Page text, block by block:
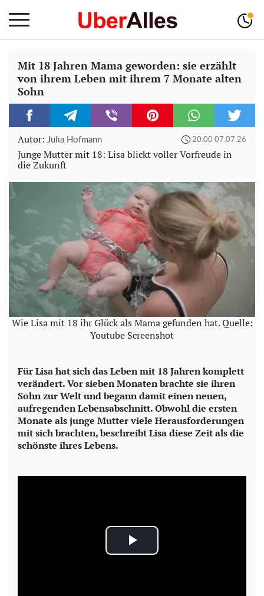
Mit 18 Jahren Mama geworden: sie erzählt
von ihrem Leben mit ihrem 7 Monate alten
Sohn
Autor: Julia Hofmann 20:00 07.07.26
Junge Mutter mit 18: Lisa blickt voller Vorfreude in
die Zukunft
Wie Lisa mit 18 ihr Glück als Mama gefunden hat. Quelle:
Youtube Screenshot
Für Lisa hat sich das Leben mit 18 Jahren komplett
verändert. Vor sieben Monaten brachte sie ihren
Sohn zur Welt und begann damit einen neuen,
aufregenden Lebensabschnitt. Obwohl die ersten
Monate als junge Mutter viele Herausforderungen
mit sich brachten, beschreibt Lisa diese Zeit als die
schönste ihres Lebens.
P